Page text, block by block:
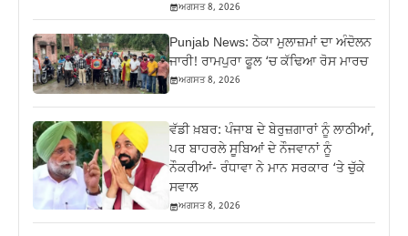
ਅਗਸਤ 8, 2026
Punjab News: ਠੇਕਾ ਮੁਲਾਜ਼ਮਾਂ ਦਾ ਅੰਦੋਲਨ
ਜਾਰੀ! ਰਾਮਪੁਰਾ ਫੂਲ ‘ਚ ਕੱਢਿਆ ਰੋਸ ਮਾਰਚ
ਅਗਸਤ 8, 2026
ਵੱਡੀ ਖ਼ਬਰ: ਪੰਜਾਬ ਦੇ ਬੇਰੁਜ਼ਗਾਰਾਂ ਨੂੰ ਲਾਠੀਆਂ,
ਪਰ ਬਾਹਰਲੇ ਸੂਬਿਆਂ ਦੇ ਨੌਜਵਾਨਾਂ ਨੂੰ
ਨੌਕਰੀਆਂ- ਰੰਧਾਵਾ ਨੇ ਮਾਨ ਸਰਕਾਰ ‘ਤੇ ਚੁੱਕੇ
ਸਵਾਲ
ਅਗਸਤ 8, 2026